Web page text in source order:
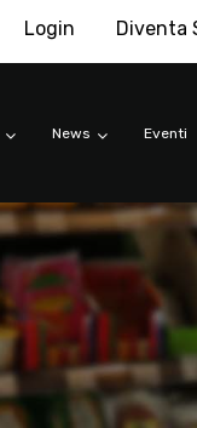
Login Diventa
News Eventi